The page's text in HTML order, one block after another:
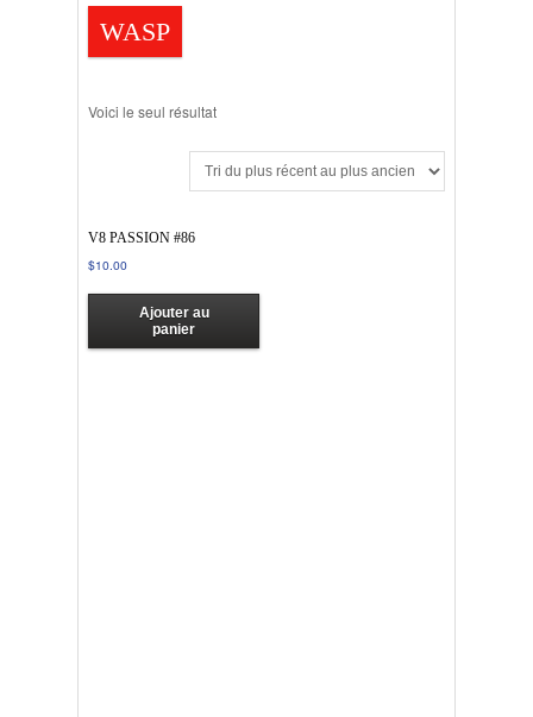
WASP
Voici le seul résultat
V8 PASSION #86
$10.00
Ajouter au
panier